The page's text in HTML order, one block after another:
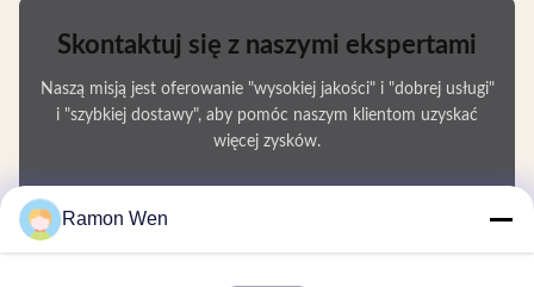
Skontaktuj się z naszymi ekspertami
Naszą misją jest oferowanie "wysokiej jakości" i "dobrej usługi"
i "szybkiej dostawy", aby pomóc naszym klientom uzyskać
więcej zysków.
Twoje Imię
Ramon Wen